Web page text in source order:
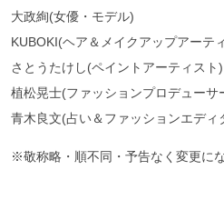
大政絢(⼥優・モデル)
KUBOKI(ヘア＆メイクアップアーテ
さとうたけし(ペイントアーティスト)
植松晃士(ファッションプロデューサ
⻘⽊良⽂(占い＆ファッションエディ
※敬称略・順不同・予告なく変更に